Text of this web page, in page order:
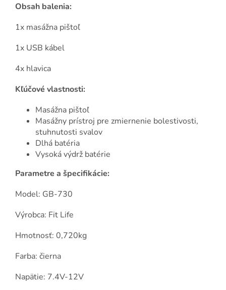
Obsah balenia:
1x masážna pištoľ
1x USB kábel
4x hlavica
Kľúčové vlastnosti:
Masážna pištoľ
Masážny prístroj pre zmiernenie bolestivosti,
stuhnutosti svalov
Dlhá batéria
Vysoká výdrž batérie
Parametre a špecifikácie:
Model: GB-730
Výrobca: Fit Life
Hmotnosť: 0,720kg
Farba: čierna
Napätie: 7.4V-12V